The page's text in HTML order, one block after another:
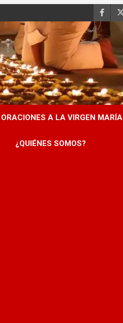
ORACIONES A LA VIRGEN MARÍA
¿QUIÉNES SOMOS?